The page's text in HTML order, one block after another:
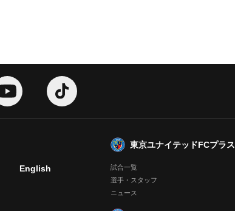
English
東京ユナイテッドFCプラス
試合一覧
選手・スタッフ
ニュース